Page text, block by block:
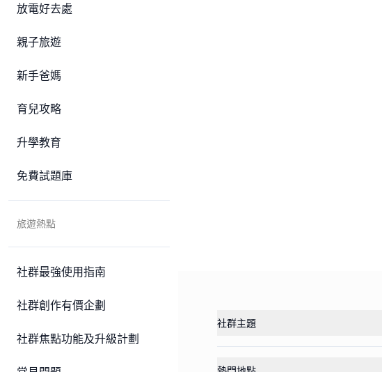
放電好去處
親子旅遊
新手爸媽
育兒攻略
升學教育
免費試題庫
旅遊熱點
社群最強使用指南
社群創作有價企劃
社群焦點功能及升級計劃
社群主題